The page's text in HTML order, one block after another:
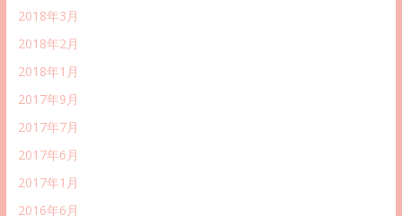
2018年3月
2018年2月
2018年1月
2017年9月
2017年7月
2017年6月
2017年1月
2016年6月